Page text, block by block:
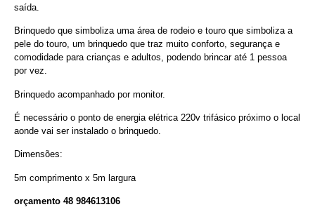
saída.
Brinquedo que simboliza uma área de rodeio e touro que simboliza a
pele do touro, um brinquedo que traz muito conforto, segurança e
comodidade para crianças e adultos, podendo brincar até 1 pessoa
por vez.
Brinquedo acompanhado por monitor.
É necessário o ponto de energia elétrica 220v trifásico próximo o local
aonde vai ser instalado o brinquedo.
Dimensões:
5m comprimento x 5m largura
orçamento 48 984613106